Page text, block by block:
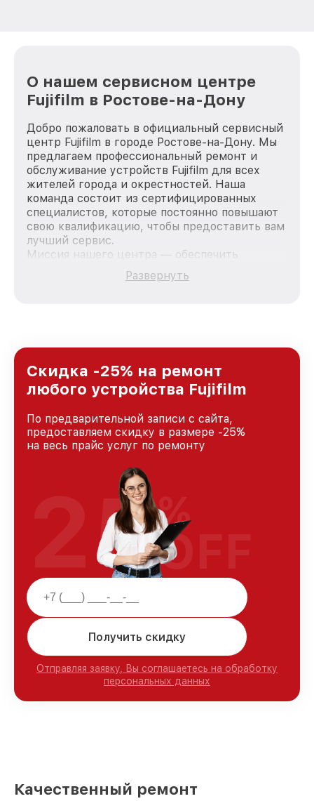
О нашем сервисном центре
Fujifilm в Ростове-на-Дону
Добро пожаловать в официальный сервисный
центр Fujifilm в городе Ростове-на-Дону. Мы
предлагаем профессиональный ремонт и
обслуживание устройств Fujifilm для всех
жителей города и окрестностей. Наша
команда состоит из сертифицированных
специалистов, которые постоянно повышают
свою квалификацию, чтобы предоставить вам
лучший сервис.
Миссия нашего центра — обеспечить
качественный и доступный ремонт для
каждого пользователя продукции Fujifilm, вне
Ростове-на-Дону, постоянно повышая уровень
доверия и лояльности наших клиентов.
Развернуть
Скидка -25% на ремонт
любого устройства Fujifilm
По предварительной записи с сайта,
предоставляем скидку в размере -25%
на весь прайс услуг по ремонту
Получить скидку
Отправляя заявку, Вы соглашаетесь на обработку
персональных данных
25%
OFF
Качественный ремонт